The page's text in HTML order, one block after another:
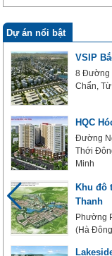
Dự án nổi bật
VSIP
8 Đường
Chẩn,
HQC
Đường
Thới
Minh
Khu đô
Thanh
Phường
(Hà